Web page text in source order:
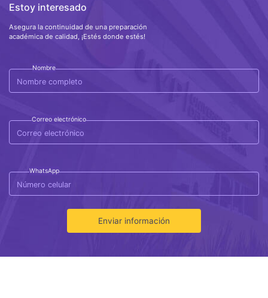
Estoy interesado
Asegura la continuidad de una preparación
académica de calidad, ¡Estés donde estés!
Nombre
Correo electrónico
WhatsApp
Enviar información